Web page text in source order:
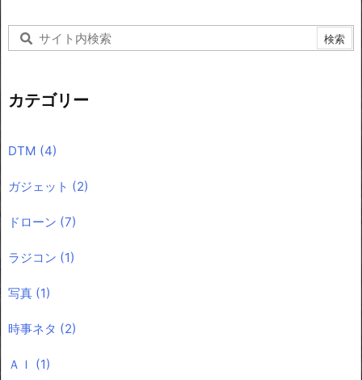
カテゴリー
DTM (4)
ガジェット (2)
ドローン (7)
ラジコン (1)
写真 (1)
時事ネタ (2)
ＡＩ (1)